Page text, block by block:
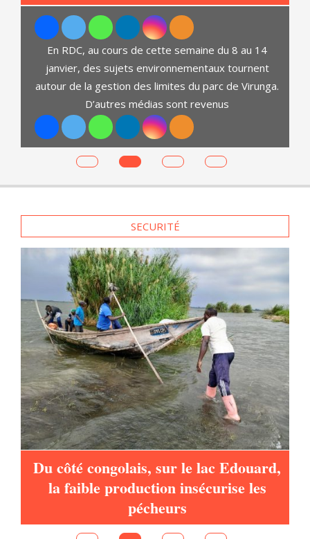
En RDC, au cours de cette semaine du 8 au 14
janvier, des sujets environnementaux tournent
autour de la gestion des limites du parc de Virunga.
D’autres médias sont revenus
SECURITÉ
Du côté congolais, sur le lac Edouard,
la faible production insécurise les
pécheurs